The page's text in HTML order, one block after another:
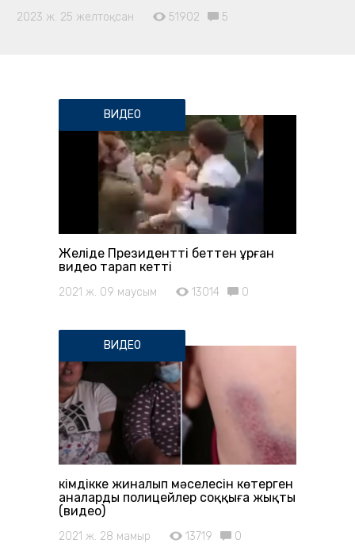
2023 ж. 25 желтоқсан 51902 5
ВИДЕО
Желіде Президентті беттен ұрған
видео тарап кетті
2021 ж. 09 маусым 13014 0
ВИДЕО
Әкімдікке жиналып мәселесін көтерген
аналарды полицейлер соққыға жықты
(видео)
2021 ж. 28 мамыр 13719 0